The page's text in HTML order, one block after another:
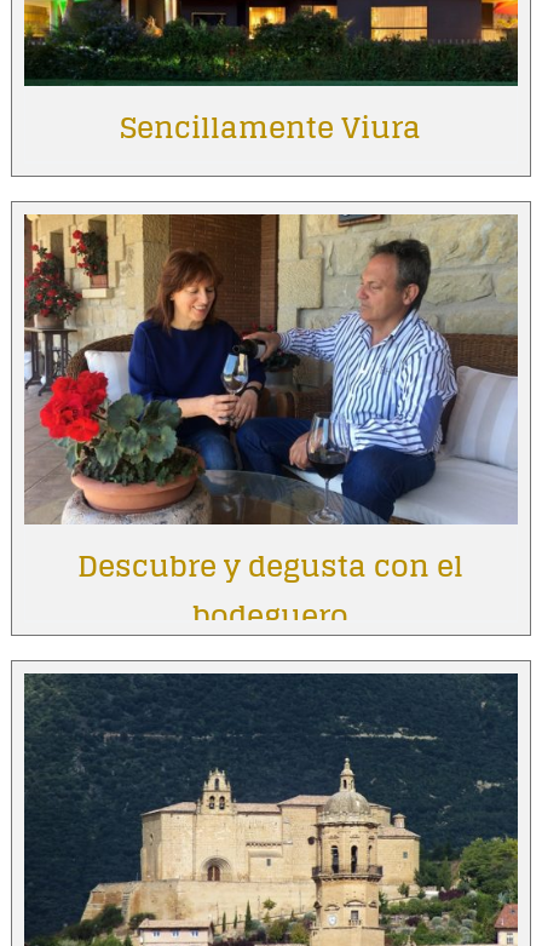
Sencillamente Viura
Descubre y degusta con el
bodeguero